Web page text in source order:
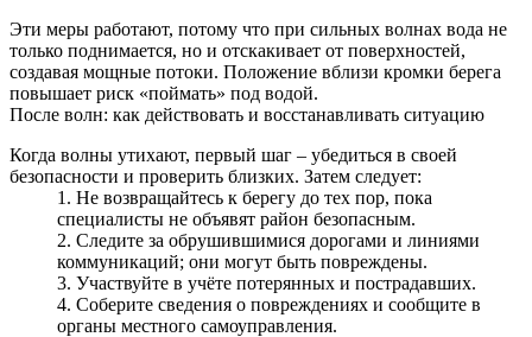
Эти меры работают, потому что при сильных волнах вода не
только поднимается, но и отскакивает от поверхностей,
создавая мощные потоки. Положение вблизи кромки берега
повышает риск «поймать» под водой.
После волн: как действовать и восстанавливать ситуацию
Когда волны утихают, первый шаг – убедиться в своей
безопасности и проверить близких. Затем следует:
Не возвращайтесь к берегу до тех пор, пока
специалисты не объявят район безопасным.
Следите за обрушившимися дорогами и линиями
коммуникаций; они могут быть повреждены.
Участвуйте в учёте потерянных и пострадавших.
Соберите сведения о повреждениях и сообщите в
органы местного самоуправления.